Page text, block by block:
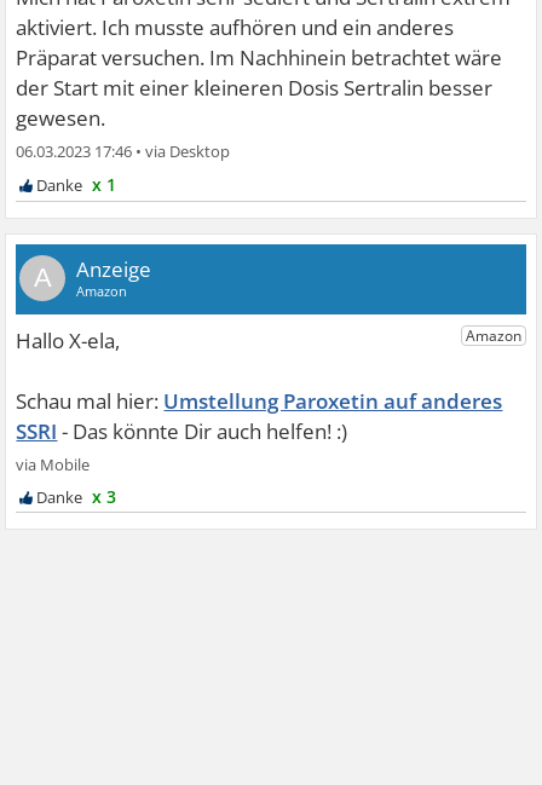
aktiviert. Ich musste aufhören und ein anderes
Präparat versuchen. Im Nachhinein betrachtet wäre
der Start mit einer kleineren Dosis Sertralin besser
gewesen.
06.03.2023 17:46 •
x 1
A
Umstellung Paroxetin auf anderes
SSRI
x 3